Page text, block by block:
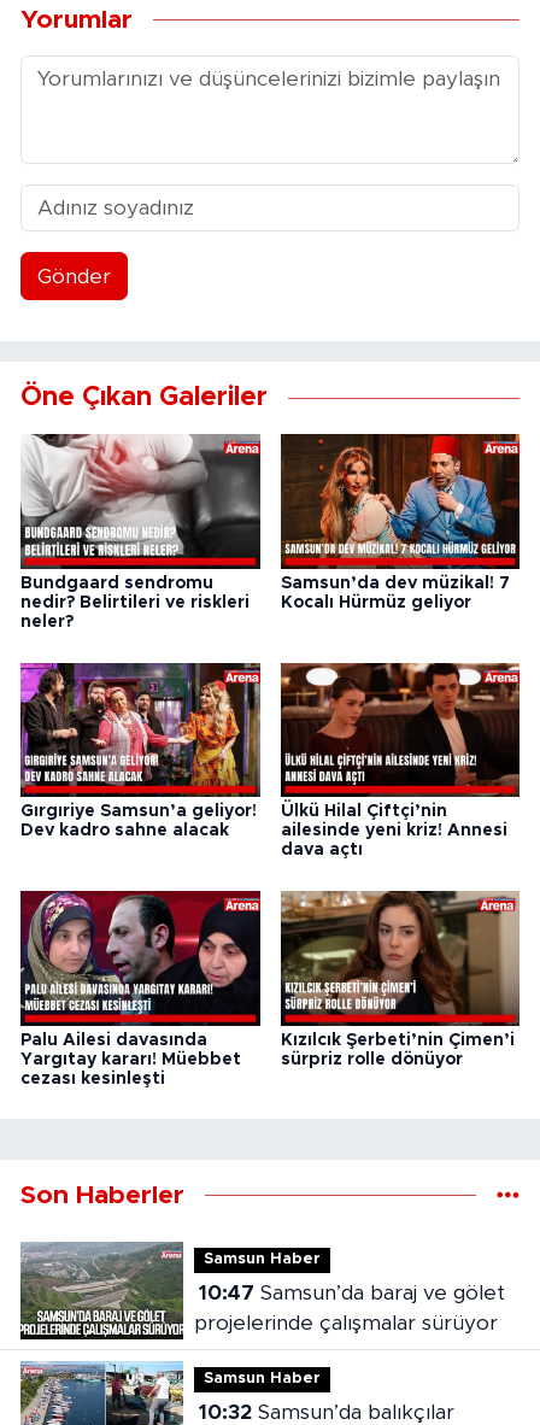
Yorumlar
Gönder
Öne Çıkan Galeriler
Bundgaard sendromu
nedir? Belirtileri ve riskleri
neler?
Samsun’da dev müzikal! 7
Kocalı Hürmüz geliyor
Gırgıriye Samsun’a geliyor!
Dev kadro sahne alacak
Ülkü Hilal Çiftçi’nin
ailesinde yeni kriz! Annesi
dava açtı
Palu Ailesi davasında
Yargıtay kararı! Müebbet
cezası kesinleşti
Kızılcık Şerbeti’nin Çimen’i
sürpriz rolle dönüyor
Son Haberler
Samsun Haber
10:47
projelerinde çalışmalar sürüyor
Samsun Haber
10:32Samsun’da balıkçılar